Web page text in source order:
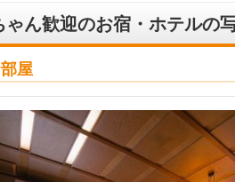
ゃん歓迎のお宿・ホテルの
屋